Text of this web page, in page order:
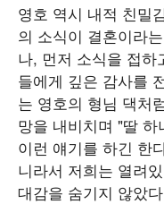
영호 역시 내적 친밀
의 소식이 결혼이라
나, 먼저 소식을 접하
들에게 깊은 감사를
는 영호의 형님 댁처
망을 내비치며 "딸
이런 얘기를 하긴 한
니라서 저희는 열려
대감을 숨기지 않았